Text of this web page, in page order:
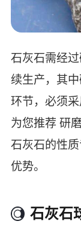
石灰石需经
续生产，其
环节，必须
为您推荐 研
石灰石的性
优势。
石灰石